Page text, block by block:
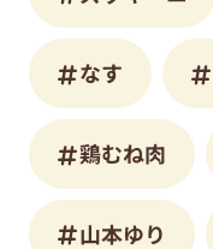
なす
鶏むね肉
山本ゆり